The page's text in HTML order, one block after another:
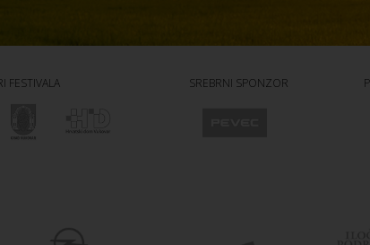
FESTIVALA SREBRNI SPONZOR